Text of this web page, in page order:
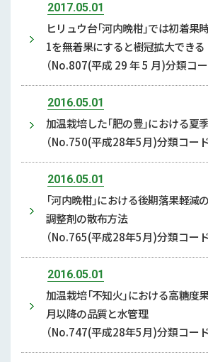
2017.05.01
ヒリュウ台「河内晩柑」では初着果
1を無着果にすると樹冠拡大できる
（No.807(平成 29 年 5 月)分類コ
2016.05.01
加温栽培した「肥の豊」における夏
（No.750(平成28年5月)分類コー
2016.05.01
「河内晩柑」における後期落果軽減
調整剤の散布方法
（No.765(平成28年5月)分類コー
2016.05.01
加温栽培「不知火」における高糖度
月以降の品質と水管理
（No.747(平成28年5月)分類コー